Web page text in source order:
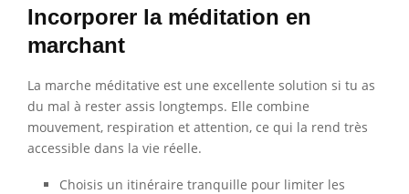
Incorporer la méditation en
marchant
La marche méditative est une excellente solution si tu as
du mal à rester assis longtemps. Elle combine
mouvement, respiration et attention, ce qui la rend très
accessible dans la vie réelle.
Choisis un itinéraire tranquille pour limiter les